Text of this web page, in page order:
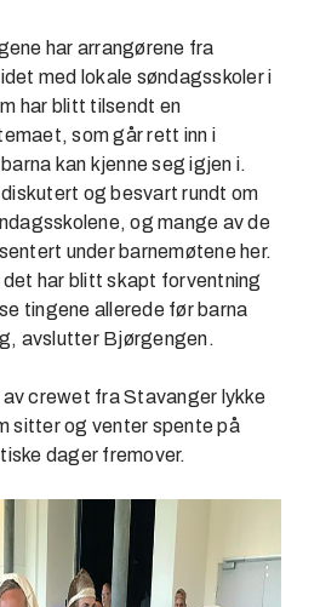
har arrangørene fra
med lokale søndagsskoler i
har blitt tilsendt en
som går rett inn i
kan kjenne seg igjen i.
og besvart rundt om
og mange av de
under barnemøtene her.
har blitt skapt forventning
tingene allerede før barna
avslutter Bjørgengen.
av crewet fra Stavanger lykke
sitter og venter spente på
dager fremover.